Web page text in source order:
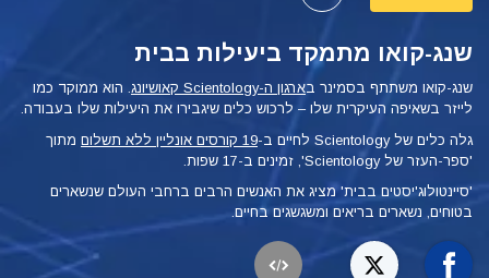
שנג-קואו מתמקד ביעילות בבית
שנג-קואו משתתף בסמינר בארגון ה-Scientology קאושיונג
. הוא ממוקד כמו
לייזר בשאיפה העיקרית שלו – לרכוש כלים שיגבירו את היעילות שלו בעבודה.
גלה כלים של Scientology לחיים ב-
19 קורסים אונליין ללא תשלום
מתוך
'ספר-העזר של Scientology', זמינים ב-17 שפות.
'סיינטולוג'יסטים בבית' מציג את האנשים הרבים ברחבי העולם שנשארים
בטוחים, נשארים בריאים ומשגשגים בחיים.